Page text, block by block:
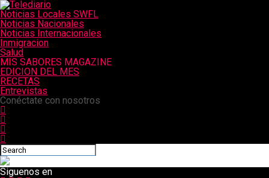
Noticias Locales SWFL
Noticias Nacionales
Noticias Internacionales
Inmigracion
Salud
MIS SABORES MAGAZINE
EDICION DEL MES
RECETAS
Entrevistas
Conéctate con nosotros
Siguenos en